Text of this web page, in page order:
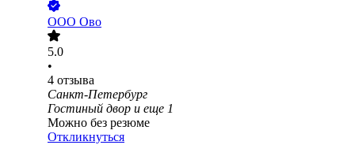
ООО Ово
5.0
•
4 отзыва
Санкт-Петербург
Гостиный двор и еще 1
Можно без резюме
Откликнуться